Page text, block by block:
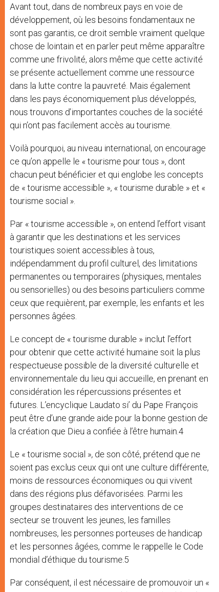
Avant tout, dans de nombreux pays en voie de
développement, où les besoins fondamentaux ne
sont pas garantis, ce droit semble vraiment quelque
chose de lointain et en parler peut même apparaître
comme une frivolité, alors même que cette activité
se présente actuellement comme une ressource
dans la lutte contre la pauvreté. Mais également
dans les pays économiquement plus développés,
nous trouvons d’importantes couches de la société
qui n’ont pas facilement accès au tourisme.
Voilà pourquoi, au niveau international, on encourage
ce qu’on appelle le « tourisme pour tous », dont
chacun peut bénéficier et qui englobe les concepts
de « tourisme accessible », « tourisme durable » et «
tourisme social ».
Par « tourisme accessible », on entend l’effort visant
à garantir que les destinations et les services
touristiques soient accessibles à tous,
indépendamment du profil culturel, des limitations
permanentes ou temporaires (physiques, mentales
ou sensorielles) ou des besoins particuliers comme
ceux que requièrent, par exemple, les enfants et les
personnes âgées.
Le concept de « tourisme durable » inclut l’effort
pour obtenir que cette activité humaine soit la plus
respectueuse possible de la diversité culturelle et
environnementale du lieu qui accueille, en prenant en
considération les répercussions présentes et
futures. L’encyclique Laudato si’ du Pape François
peut être d’une grande aide pour la bonne gestion de
la création que Dieu a confiée à l’être humain.4
Le « tourisme social », de son côté, prétend que ne
soient pas exclus ceux qui ont une culture différente,
moins de ressources économiques ou qui vivent
dans des régions plus défavorisées. Parmi les
groupes destinataires des interventions de ce
secteur se trouvent les jeunes, les familles
nombreuses, les personnes porteuses de handicap
et les personnes âgées, comme le rappelle le Code
mondial d’éthique du tourisme.5
Par conséquent, il est nécessaire de promouvoir un «